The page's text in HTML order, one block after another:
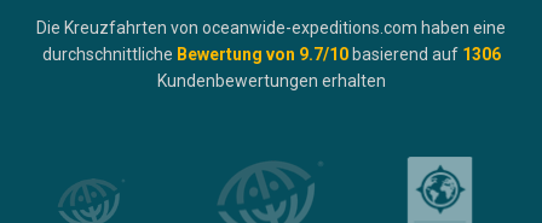
Die Kreuzfahrten von oceanwide-expeditions.com haben eine
durchschnittliche Bewertung von 9.7/10 basierend auf 1306
Kundenbewertungen erhalten